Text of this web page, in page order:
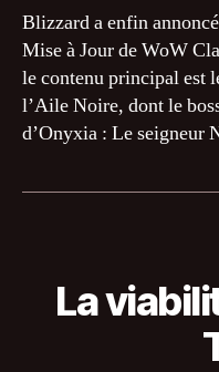
Blizzard a enfin
Mise à Jour de WoW
le contenu principal est
l’Aile Noire, dont le
d’Onyxia : Le
La